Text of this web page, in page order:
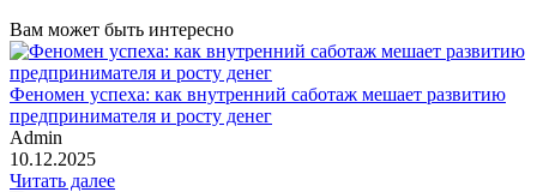
Вам может быть интересно
Феномен успеха: как внутренний саботаж мешает развитию
предпринимателя и росту денег
Admin
10.12.2025
Читать далее